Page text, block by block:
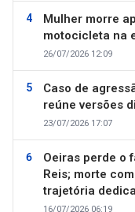
Mulher morre
motocicleta na
26/07/2026 12:09
Caso de
reúne versões
23/07/2026 17:07
Oeiras perde o
Reis; morte
trajetória
16/07/2026 06:19